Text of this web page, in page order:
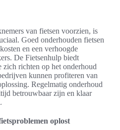
van fietsen voorzien, is
Goed onderhouden fietsen
en een verhoogde
De Fietsenhulp biedt
zich richten op het onderhoud
kunnen profiteren van
Regelmatig onderhoud
betrouwbaar zijn en klaar
oplost